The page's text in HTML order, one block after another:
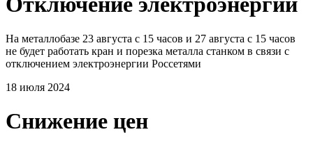
На металлобазе 23 августа с 15 часов и 27 августа с 15 часов
не будет работать кран и порезка металла станком в связи с
отключением электроэнергии Россетями
18 июля 2024
Снижение цен